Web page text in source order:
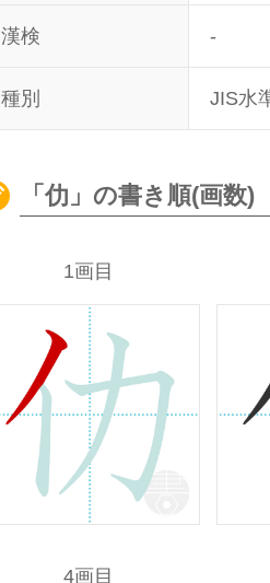
漢検 -
種別 JIS水
「仂」の書き順(画数)
1画目
4画目